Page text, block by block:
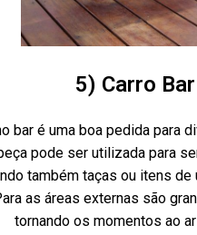
5) Carro
bar é uma boa pedida para
pode ser utilizada para
também taças ou itens
as áreas externas são
tornando os momentos ao